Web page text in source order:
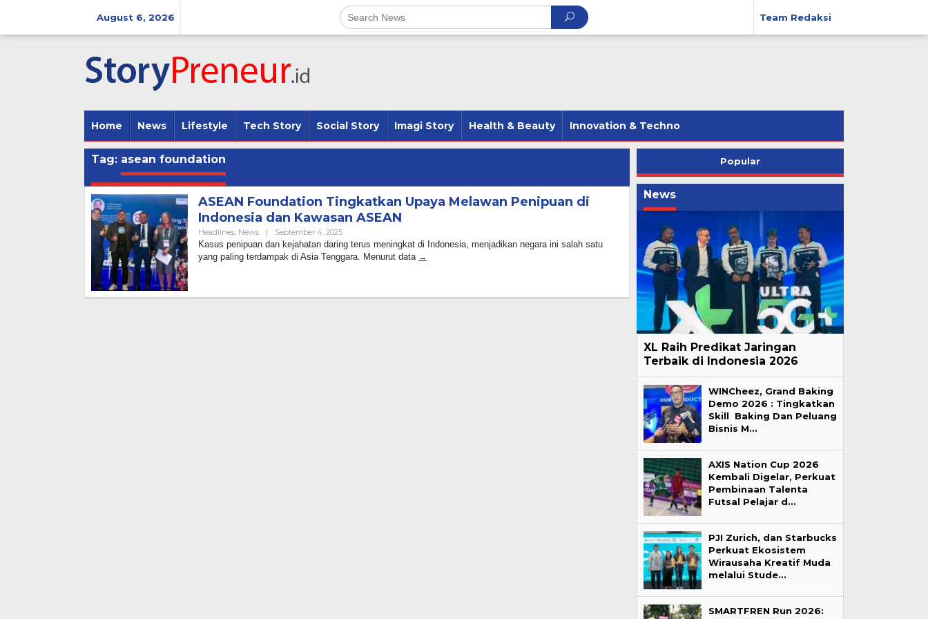
August 6, 2026 Team Redaksi
Home News Lifestyle Tech Story Social Story Imagi Story Health & Beauty Innovation & Techno
Tag: asean foundation
ASEAN Foundation Tingkatkan Upaya Melawan Penipuan di
Indonesia dan Kawasan ASEAN
Headlines, News | September 4, 2025By
Admin
Kasus penipuan dan kejahatan daring terus meningkat di Indonesia, menjadikan negara ini salah satu
yang paling terdampak di Asia Tenggara. Menurut data
Popular
News
XL Raih Predikat Jaringan
Terbaik di Indonesia 2026
WINCheez, Grand Baking
Demo 2026 : Tingkatkan
Skill Baking Dan Peluang
Bisnis M…
AXIS Nation Cup 2026
Kembali Digelar, Perkuat
Pembinaan Talenta
Futsal Pelajar d…
PJI Zurich, dan Starbucks
Perkuat Ekosistem
Wirausaha Kreatif Muda
melalui Stude…
SMARTFREN Run 2026: